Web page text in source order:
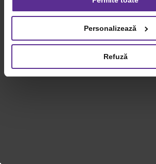
privind utilizarea modulelor cookie.Detalii
Personalizează
Refuză